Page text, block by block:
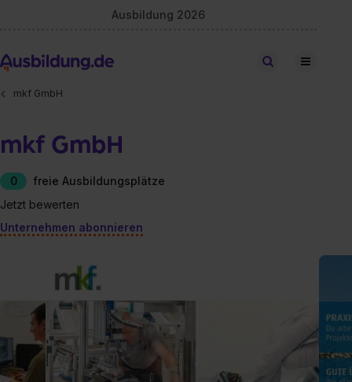
Ausbildung 2026
Stellen finden
mkf GmbH
mkf GmbH
0
freie Ausbildungsplätze
Jetzt bewerten
Unternehmen abonnieren